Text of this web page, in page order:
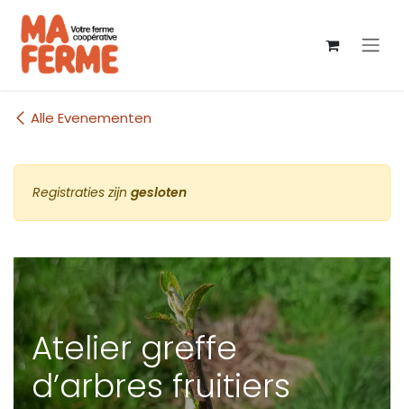
Alle Evenementen
Registraties zijn gesloten
Atelier greffe
d’arbres fruitiers